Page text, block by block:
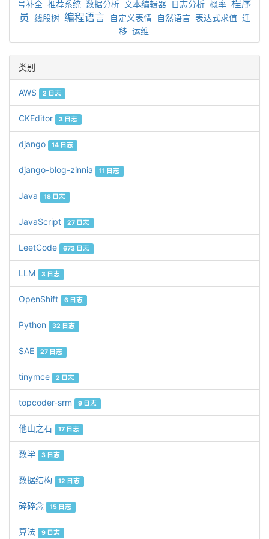
号补全 推荐系统 数据分析 文本编辑器 日志分析 概率 程序
员 线段树 编程语言 自定义表情 自然语言 表达式求值 迁
移 运维
类别
AWS 2 日志
CKEditor 3 日志
django 14 日志
django-blog-zinnia 11 日志
Java 18 日志
JavaScript 27 日志
LeetCode 673 日志
LLM 3 日志
OpenShift 6 日志
Python 32 日志
SAE 27 日志
tinymce 2 日志
topcoder-srm 9 日志
他山之石 17 日志
数学 3 日志
数据结构 12 日志
碎碎念 15 日志
算法 9 日志